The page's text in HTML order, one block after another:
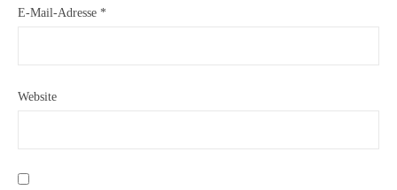
E-Mail-Adresse *
Website